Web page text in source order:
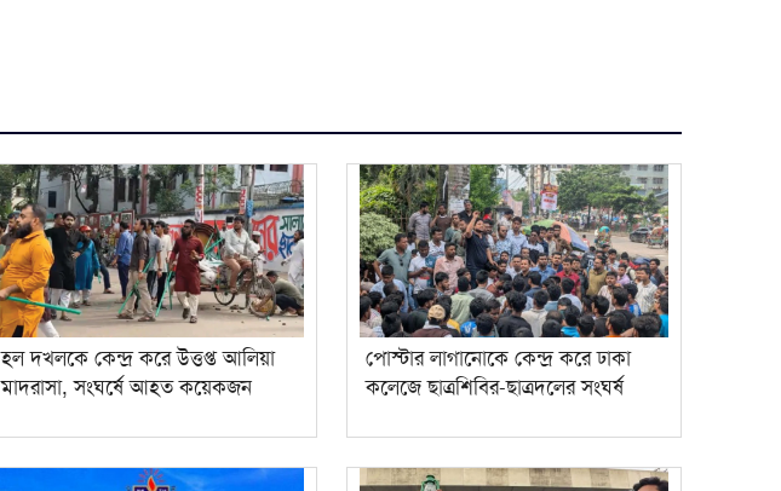
হল দখলকে কেন্দ্র করে উত্তপ্ত আলিয়া
মাদরাসা, সংঘর্ষে আহত কয়েকজন
পোস্টার লাগানোকে কেন্দ্র করে ঢাকা
কলেজে ছাত্রশিবির-ছাত্রদলের সংঘর্ষ